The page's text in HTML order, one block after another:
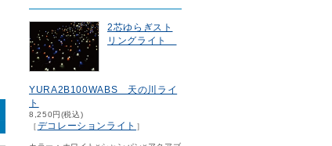
2芯ゆらぎスト
リングライト
YURA2B100WABS 天の川ライ
ト
8,250円(税込)
［デコレーションライト ］